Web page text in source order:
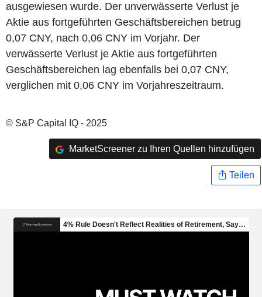
ausgewiesen wurde. Der unverwässerte Verlust je
Aktie aus fortgeführten Geschäftsbereichen betrug
0,07 CNY, nach 0,06 CNY im Vorjahr. Der
verwässerte Verlust je Aktie aus fortgeführten
Geschäftsbereichen lag ebenfalls bei 0,07 CNY,
verglichen mit 0,06 CNY im Vorjahreszeitraum.
© S&P Capital IQ - 2025
MarketScreener zu Ihren Quellen hinzufügen
Teilen